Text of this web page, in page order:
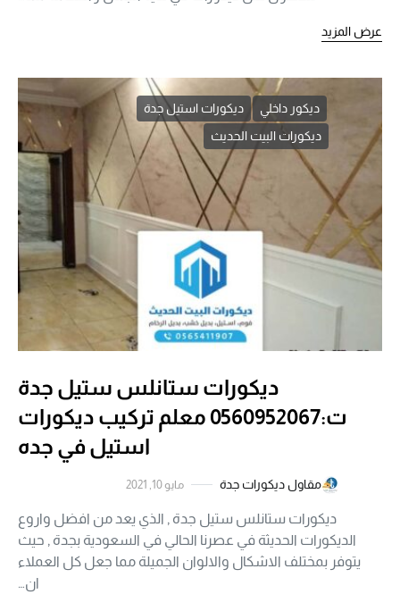
عرض المزيد
ديكور داخلي
ديكورات استيل جدة
ديكورات البيت الحديث
ديكورات ستانلس ستيل جدة
ت:0560952067 معلم تركيب ديكورات
استيل في جده
مقاول ديكورات جدة مايو 10, 2021
ديكورات ستانلس ستيل جدة , الذي يعد من افضل واروع
الديكورات الحديثة في عصرنا الحالي في السعودية بجدة , حيث
يتوفر بمختلف الاشكال والالوان الجميلة مما جعل كل العملاء
ان…